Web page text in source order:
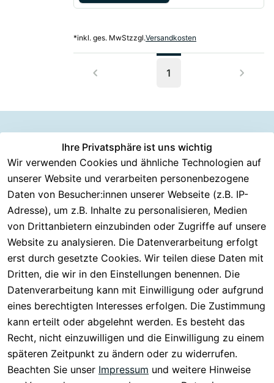
*inkl. ges. MwStzzgl.Versandkosten
1
Ihre Privatsphäre ist uns wichtig
Wir verwenden Cookies und ähnliche Technologien auf
unserer Website und verarbeiten personenbezogene
Daten von Besucher:innen unserer Webseite (z.B. IP-
Adresse), um z.B. Inhalte zu personalisieren, Medien
von Drittanbietern einzubinden oder Zugriffe auf unsere
Website zu analysieren. Die Datenverarbeitung erfolgt
erst durch gesetzte Cookies. Wir teilen diese Daten mit
Dritten, die wir in den Einstellungen benennen. Die
Datenverarbeitung kann mit Einwilligung oder aufgrund
eines berechtigten Interesses erfolgen. Die Zustimmung
kann erteilt oder abgelehnt werden. Es besteht das
Recht, nicht einzuwilligen und die Einwilligung zu einem
späteren Zeitpunkt zu ändern oder zu widerrufen.
Beachten Sie unser Impressum und weitere Hinweise
Rechtliches
AGB
Impressum
Datenschutzer
klärung
Barrierefreiheit
Widerrufsrech
t
Kundenserv
ice
Häufige
Fragen
Kontakt
Registrieren
Serviceverspr
echen
Rückgabe &
30 Tage
testen
Versand &
Zahlung
Information
en
Über CMK
Versand
Batterieentsor
gung
Eektrogeräte-
Entsorgung
Versanddie
nstleister
DHL
DPD
Vertrag